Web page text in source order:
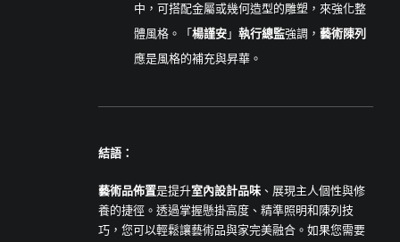
中，可搭配金屬或幾何造型的雕塑，來強化整
體風格。「楊謹安」 執行總監強調， 藝術陳列
應是風格的補充與昇華。
結語：
藝術品佈置是提升室內設計品味 、展現主人個性與修
養的捷徑。透過掌握懸掛高度、精準照明和陳列技
巧，您可以輕鬆讓藝術品與家完美融合。如果您需要